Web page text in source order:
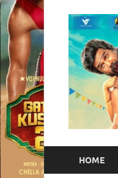
HOME